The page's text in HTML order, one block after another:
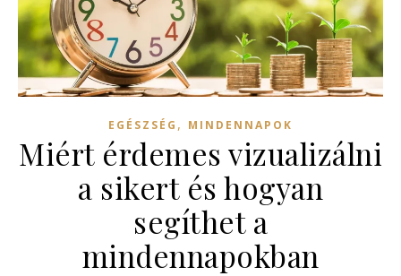
EGÉSZSÉG , MINDENNAPOK
Miért érdemes vizualizálni
a sikert és hogyan
segíthet a
mindennapokban